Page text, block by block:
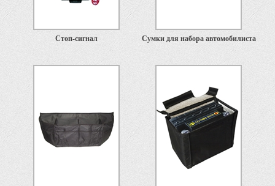
Стоп-сигнал Сумки для набора автомобилиста